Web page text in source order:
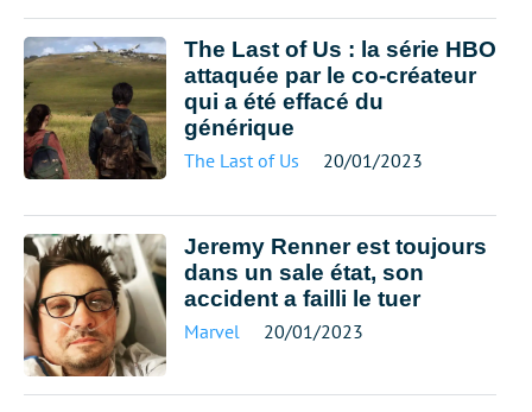
The Last of Us : la série HBO
attaquée par le co-créateur
qui a été effacé du
générique
The Last of Us 20/01/2023
Jeremy Renner est toujours
dans un sale état, son
accident a failli le tuer
Marvel 20/01/2023